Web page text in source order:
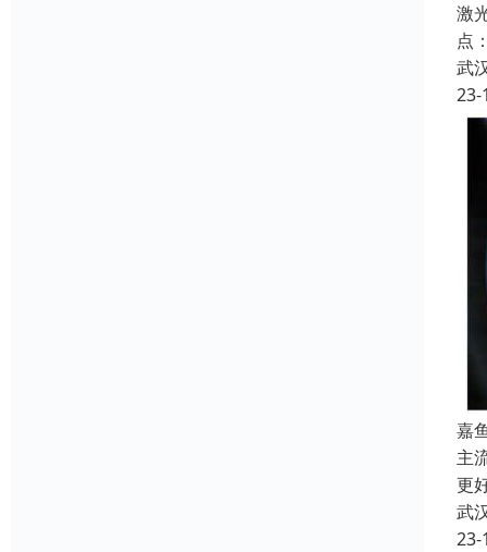
激
点
武
23-
嘉
主
更
武
23-